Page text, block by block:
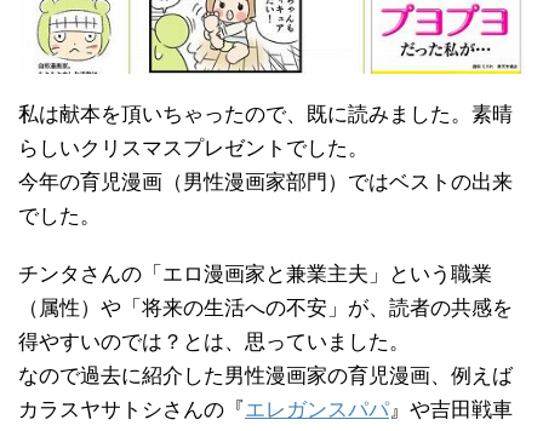
私は献本を頂いちゃったので、既に読みました。素晴
らしいクリスマスプレゼントでした。
今年の育児漫画（男性漫画家部門）ではベストの出来
でした。
チンタさんの「エロ漫画家と兼業主夫」という職業
（属性）や「将来の生活への不安」が、読者の共感を
得やすいのでは？とは、思っていました。
なので過去に紹介した男性漫画家の育児漫画、例えば
カラスヤサトシさんの『エレガンスパパ』や吉田戦車